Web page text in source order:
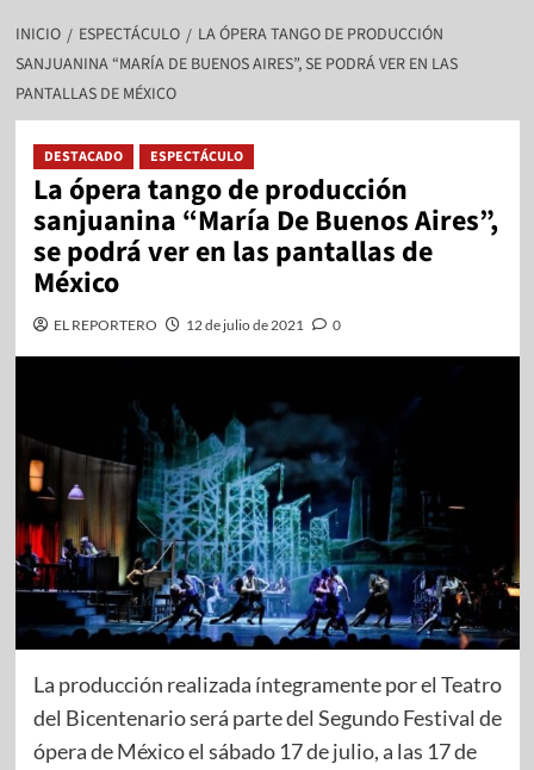
INICIO ESPECTÁCULO
LA ÓPERA TANGO DE PRODUCCIÓN
SANJUANINA “MARÍA DE BUENOS AIRES”, SE PODRÁ VER EN LAS
PANTALLAS DE MÉXICO
DESTACADO ESPECTÁCULO
La ópera tango de producción
sanjuanina “María De Buenos Aires”,
se podrá ver en las pantallas de
México
EL REPORTERO 12 de julio de 2021 0
La producción realizada íntegramente por el Teatro
del Bicentenario será parte del Segundo Festival de
ópera de México el sábado 17 de julio, a las 17 de